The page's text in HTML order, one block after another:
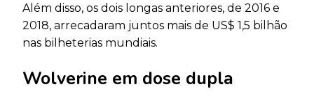
Além disso, os dois longas anteriores, de 2016 e
2018, arrecadaram juntos mais de US$ 1,5 bilhão
nas bilheterias mundiais.
Wolverine em dose dupla